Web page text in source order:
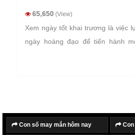
65,650 (View)
Xem ngày tốt khai trương là việc
ngày hoàng đạo để tiến hành
Con số may mắn hôm nay Con